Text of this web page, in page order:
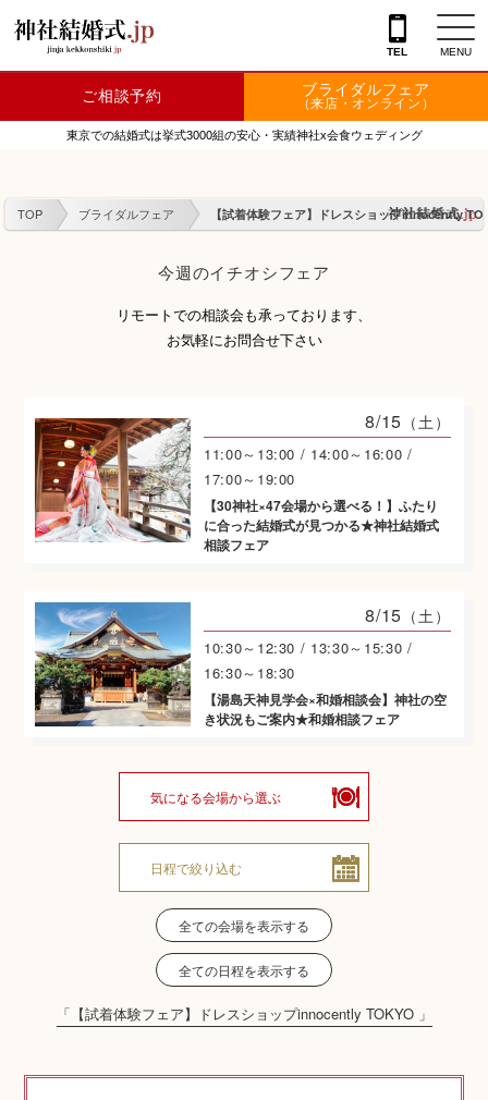
{literal}
TEL MENU
神社を探す
会場を探す
TOKIWAKEプラン
相談カウンター
神社結婚式のいろいろ
神前式とは
ご相談予約 ブライダルフェア
（来店・オンライン）
東京での結婚式は挙式3000組の安心・実績神社x会食ウェディング
TOP ブライダルフェア 【試着体験フェア】ドレスショップinnocently
今週のイチオシフェア
リモートでの相談会も承っております、
お気軽にお問合せ下さい
8/15 （土）
11:00～13:00 / 14:00～16:00 /
17:00～19:00
【30神社×47会場から選べる！】ふたり
に合った結婚式が見つかる★神社結婚式
相談フェア
8/15 （土）
10:30～12:30 / 13:30～15:30 /
16:30～18:30
【湯島天神見学会×和婚相談会】神社の空
き状況もご案内★和婚相談フェア
気になる会場から選ぶ
日程で絞り込む
全ての会場を表示する
全ての日程を表示する
「【試着体験フェア】ドレスショップinnocently TOKYO 」